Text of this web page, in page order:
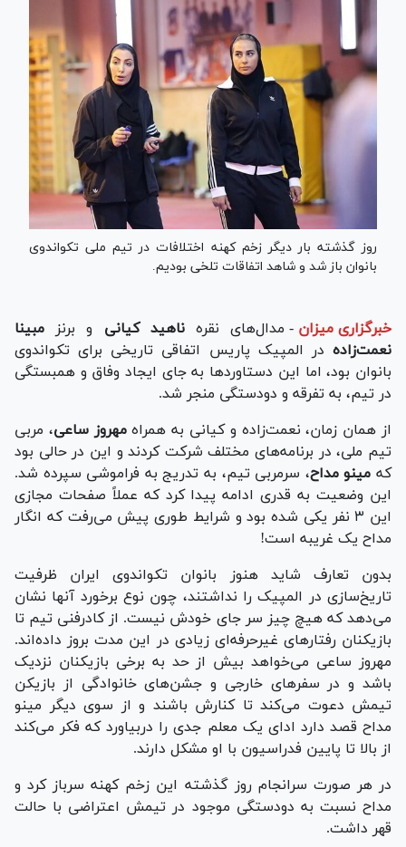
روز گذشته بار دیگر زخم کهنه اختلافات در تیم ملی تکواندوی
بانوان باز شد و شاهد اتفاقات تلخی بودیم.
خبرگزاری میزان - مدال‌های نقرهناهید کیانی و برنز مبینا
نعمت‌زاده در المپیک پاریس اتفاقی تاریخی برای تکواندوی
بانوان بود، اما این دستاورد‌ها به جای ایجاد وفاق و همبستگی
در تیم، به تفرقه و دودستگی منجر شد.
از همان زمان، نعمت‌زاده و کیانی به همراهمهروز ساعی، مربی
تیم ملی، در برنامه‌های مختلف شرکت کردند و این در حالی بود
که مینو مداح، سرمربی تیم، به تدریج به فراموشی سپرده شد.
این وضعیت به قدری ادامه پیدا کرد که عملاً صفحات مجازی
این ۳ نفر یکی شده بود و شرایط طوری پیش می‌رفت که انگار
مداح یک غریبه است!
بدون تعارف شاید هنوز بانوان تکواندوی ایران ظرفیت
تاریخ‌سازی در المپیک را نداشتند، چون نوع برخورد آنها نشان
می‌دهد که هیچ چیز سر جای خودش نیست. از کادرفنی تیم تا
بازیکنان رفتار‌های غیرحرفه‌ای زیادی در این مدت بروز داده‌اند.
مهروز ساعی می‌خواهد بیش از حد به برخی بازیکنان نزدیک
باشد و در سفر‌های خارجی و جشن‌های خانوادگی از بازیکن
تیمش دعوت می‌کند تا کنارش باشند و از سوی دیگر مینو
مداح قصد دارد ادای یک معلم جدی را دربیاورد که فکر می‌کند
از بالا تا پایین فدراسیون با او مشکل دارند.
در هر صورت سرانجام روز گذشته این زخم کهنه سرباز کرد و
مداح نسبت به دودستگی موجود در تیمش اعتراضی با حالت
قهر داشت.